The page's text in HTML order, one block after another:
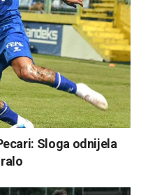
Sloga odnijela